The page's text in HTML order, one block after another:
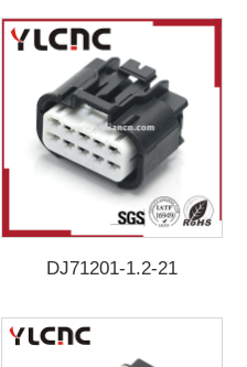
DJ71201-1.2-21